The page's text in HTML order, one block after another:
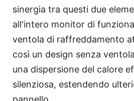
sinergia tra questi due
all'intero monitor di
ventola di raffreddamento
così un design senza
una dispersione del calore
silenziosa, estendendo